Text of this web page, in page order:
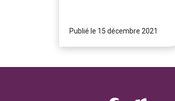
Publié le 15 décembre 2021